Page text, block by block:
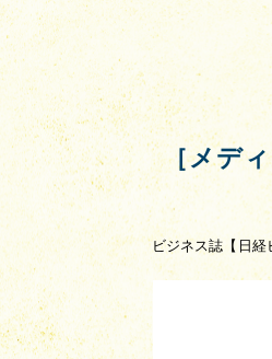
［メデ
ビジネス誌【日経